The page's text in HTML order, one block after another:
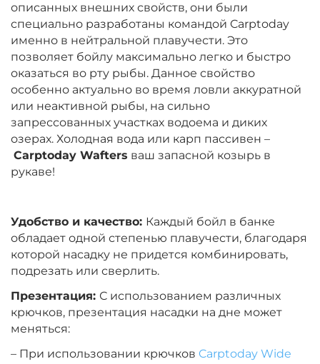
‍399‍ +
−
Диаметр:
Вкус:
Клубника
‍399‍ ₽‍469‍₽ +
−
‍399‍ ₽
Диаметр:
10 х 14 мм
Вкус:
описанных внешних свойств, они были
специально разработаны командой Carptoday
именно в нейтральной плавучести. Это
позволяет бойлу максимально легко и быстро
оказаться во рту рыбы. Данное свойство
особенно актуально во время ловли аккуратной
или неактивной рыбы, на сильно
запрессованных участках водоема и диких
озерах. Холодная вода или карп пассивен –
Carptoday Wafters ваш запасной козырь в
рукаве!
Удобство и качество: Каждый бойл в банке
обладает одной степенью плавучести, благодаря
которой насадку не придется комбинировать,
подрезать или сверлить.
Презентация: С использованием различных
крючков, презентация насадки на дне может
меняться:
– При использовании крючков Carptoday Wide